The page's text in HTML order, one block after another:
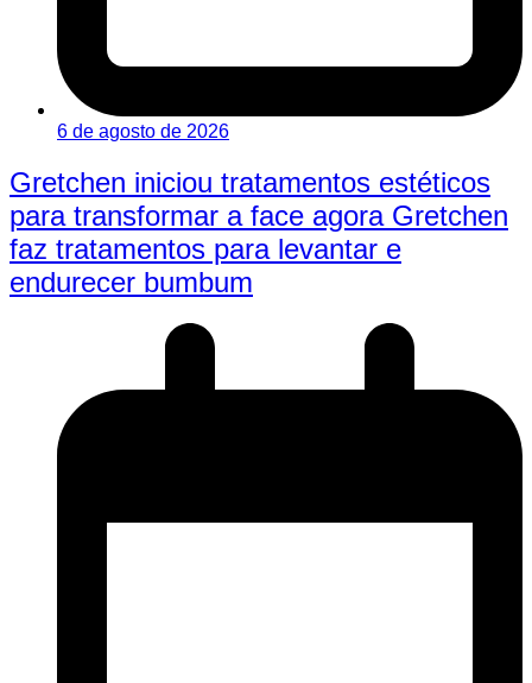
6 de agosto de 2026
Gretchen iniciou tratamentos estéticos
para transformar a face agora Gretchen
faz tratamentos para levantar e
endurecer bumbum